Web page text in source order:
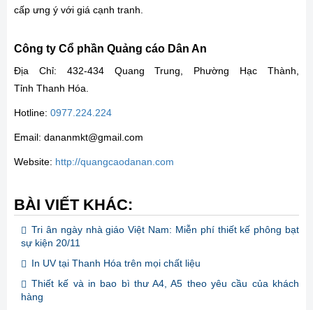
cấp ưng ý với giá cạnh tranh.
Công ty Cổ phần Quảng cáo Dân An
Địa Chỉ: 432-434 Quang Trung, Phường Hạc Thành,
Tỉnh Thanh Hóa.
Hotline: 0977.224.224
Email: dananmkt@gmail.com
Website: http://quangcaodanan.com
BÀI VIẾT KHÁC:
Tri ân ngày nhà giáo Việt Nam: Miễn phí thiết kế phông bạt
sự kiện 20/11
In UV tại Thanh Hóa trên mọi chất liệu
Thiết kế và in bao bì thư A4, A5 theo yêu cầu của khách
hàng